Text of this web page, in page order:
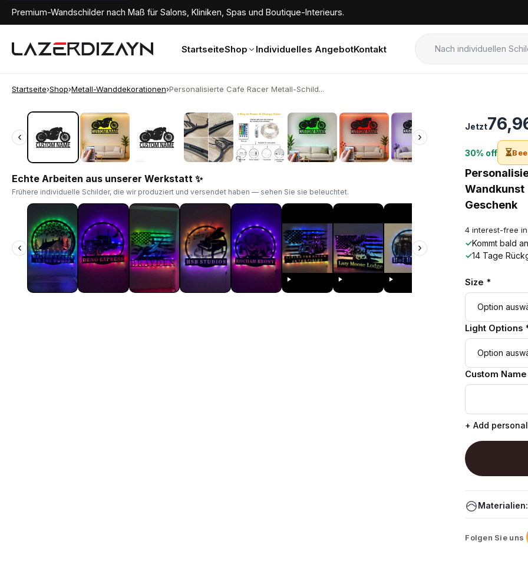
Premium-Wandschilder nach Maß für Salons, Kliniken, Spas und Boutique-Interieurs.
StartseiteShop Individuelles AngebotKontakt
Startseite›Shop›Metall-Wanddekorationen›Personalisierte Cafe Racer Metall-Schild...
‹ ›
‹ ›
Echte Arbeiten aus unserer Werkstatt ✨
Frühere individuelle Schilder, die wir produziert und versendet haben — sehen Sie sie beleuchtet.
‹ ›
Jetzt
30% off ⏳
Wandkunst
Geschenk
4 interest-free
✓Kommt bald
✓14 Tage
Size *
Light Options
Custom
+ Add
Materialien:
Folgen Sie uns